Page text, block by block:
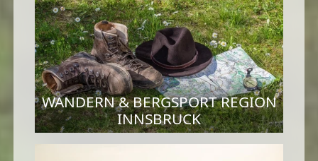
WANDERN & BERGSPORT REGION
INNSBRUCK